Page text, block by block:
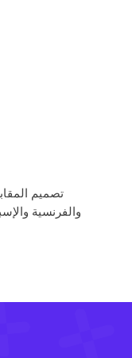
والفرنسية